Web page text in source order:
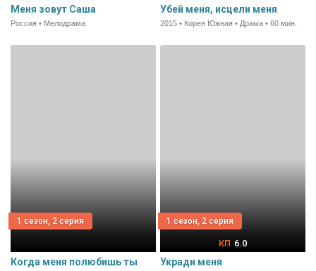
Меня зовут Саша
Россия • Мелодрама
Убей меня, исцели меня
2015 • Корея Южная • Драма • 60 мин.
1 сезон, 2 серия
Когда меня полюбишь ты
1 сезон, 2 серия
6.0
Укради меня